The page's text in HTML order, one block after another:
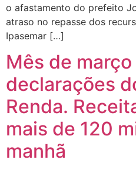
o afastamento do prefeito
atraso no repasse dos
Ipasemar […]
Mês de
declarações
Renda.
mais de 120
manhã